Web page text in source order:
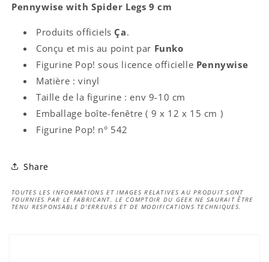
Pennywise with Spider Legs 9 cm
Produits officiels Ça.
Conçu et mis au point par Funko
Figurine Pop! sous licence officielle Pennywise
Matière : vinyl
Taille de la figurine : env 9-10 cm
Emballage boîte-fenêtre ( 9 x 12 x 15 cm )
Figurine Pop! n° 542
Share
TOUTES LES INFORMATIONS ET IMAGES RELATIVES AU PRODUIT SONT
FOURNIES PAR LE FABRICANT. LE COMPTOIR DU GEEK NE SAURAIT ÊTRE
TENU RESPONSABLE D'ERREURS ET DE MODIFICATIONS TECHNIQUES.